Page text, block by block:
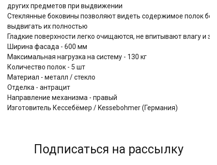
других предметов при выдвижении
Стеклянные боковины позволяют видеть содержимое полок
выдвигать их полностью
Гладкие поверхности легко очищаются, не впитывают влагу и
Ширина фасада - 600 мм
Максимальная нагрузка на систему - 130 кг
Количество полок - 5 шт
Материал - металл / стекло
Отделка - антрацит
Направление механизма - правый
Изготовитель Кессебёмер / Kessebohmer (Германия)
Подписаться на рассылку